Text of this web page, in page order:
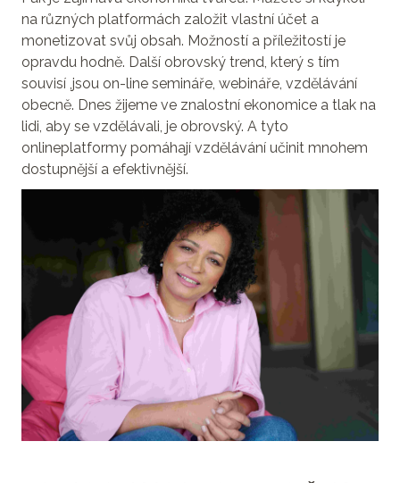
na různých platformách založit vlastní účet a
monetizovat svůj obsah. Možností a příležitostí je
opravdu hodně. Další obrovský trend, který s tím
souvisí ,jsou on-line semináře, webináře, vzdělávání
obecně. Dnes žijeme ve znalostní ekonomice a tlak na
lidi, aby se vzdělávali, je obrovský. A tyto
onlineplatformy pomáhají vzdělávání učinit mnohem
dostupnější a efektivnější.